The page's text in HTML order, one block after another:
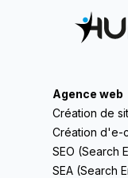
Agence web
Création de
Création d'e-
SEO (Search
SEA (Search